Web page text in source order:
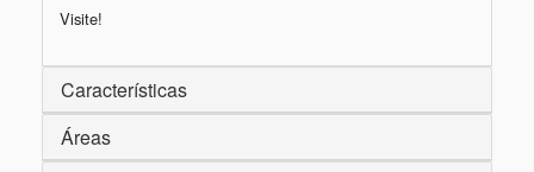
Visite!
Características
Áreas